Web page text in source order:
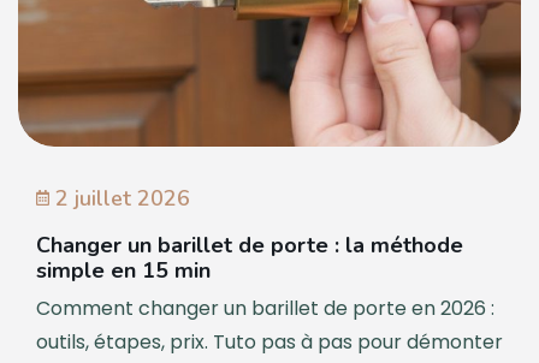
2 juillet 2026
Changer un barillet de porte : la méthode
simple en 15 min
Comment changer un barillet de porte en 2026 :
outils, étapes, prix. Tuto pas à pas pour démonter